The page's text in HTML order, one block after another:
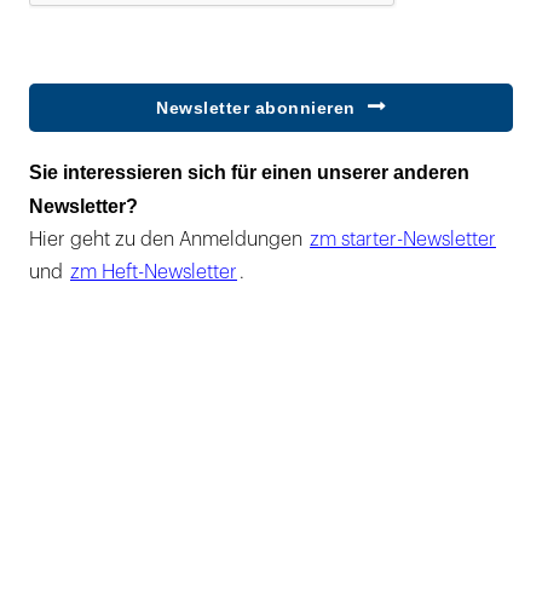
Newsletter abonnieren
Sie interessieren sich für einen unserer anderen
Newsletter?
Hier geht zu den Anmeldungen zm starter-Newsletter
und zm Heft-Newsletter .